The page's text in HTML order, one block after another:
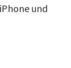
und